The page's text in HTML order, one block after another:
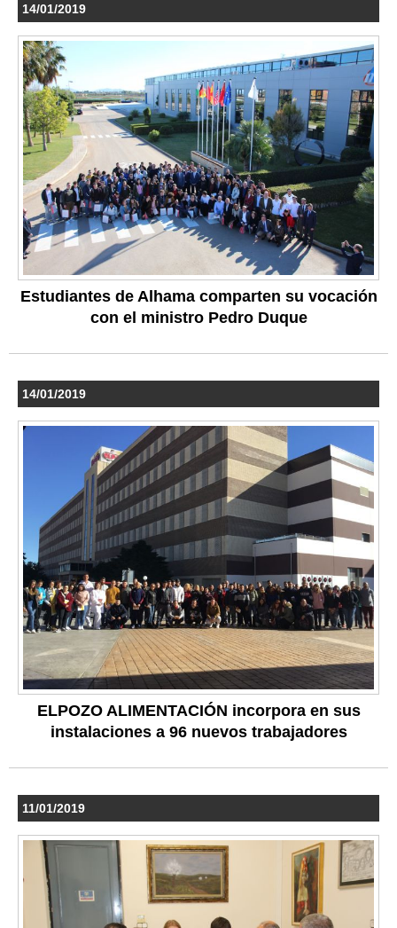
14/01/2019
Estudiantes de Alhama comparten su vocación
con el ministro Pedro Duque
14/01/2019
ELPOZO ALIMENTACIÓN incorpora en sus
instalaciones a 96 nuevos trabajadores
11/01/2019